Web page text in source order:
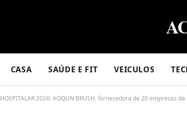
CASA SAÚDE E FIT VEICULOS
HOSPITALAR 2026: AOQUN BRUSH, fornecedora de 20 empresas